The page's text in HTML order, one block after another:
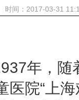
时间：2017-03-31
年，随着
医院“上